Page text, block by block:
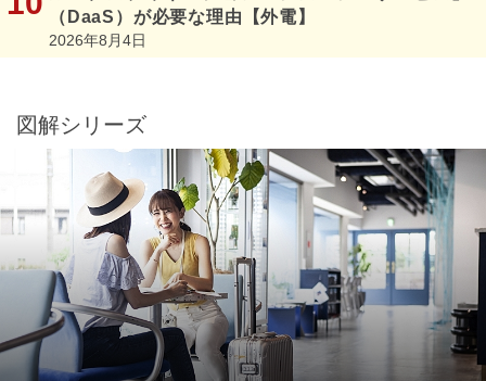
（DaaS）が必要な理由【外電】
2026年8月4日
図解シリーズ